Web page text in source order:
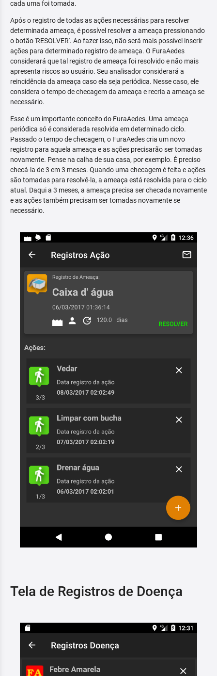
cada uma foi tomada.
Após o registro de todas as ações necessárias para resolver
determinada ameaça, é possível resolver a ameaça pressionando
o botão 'RESOLVER'. Ao fazer isso, não será mais possível inserir
ações para determinado registro de ameaça. O FuraAedes
considerará que tal registro de ameaça foi resolvido e não mais
apresenta riscos ao usuário. Seu analisador considerará a
reincidência da ameaça caso ela seja periódica. Nesse caso, ele
considera o tempo de checagem da ameaça e recria a ameaça se
necessário.
Esse é um importante conceito do FuraAedes. Uma ameaça
periódica só é considerada resolvida em determinado ciclo.
Passado o tempo de checagem, o FuraAedes cria um novo
registro para aquela ameaça e as ações precisarão ser tomadas
novamente. Pense na calha de sua casa, por exemplo. É preciso
checá-la de 3 em 3 meses. Quando uma checagem é feita e ações
são tomadas para resolvê-la, a ameaça está resolvida para o ciclo
atual. Daqui a 3 meses, a ameaça precisa ser checada novamente
e as ações também precisam ser tomadas novamente se
necessário.
Tela de Registros de Doença